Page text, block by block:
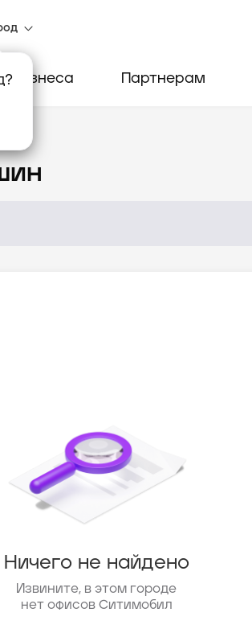
?бизнеса Партнерам
Ничего не найдено
Извините, в этом городе
нет офисов Ситимобил